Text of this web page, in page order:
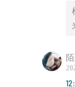
由、
入群
/ 商务